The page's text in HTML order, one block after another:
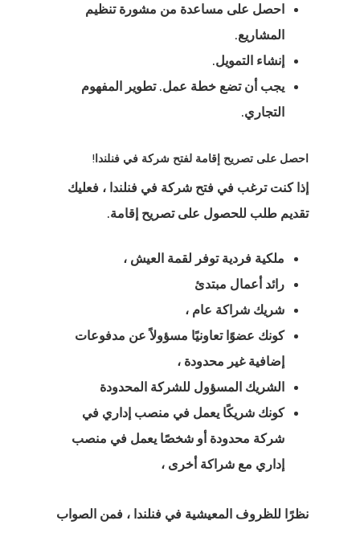
احصل على مساعدة من مشورة تنظيم
المشاريع.
إنشاء التمويل.
يجب أن تضع خطة عمل. تطوير المفهوم
التجاري.
احصل على تصريح إقامة لفتح شركة في فنلندا!
إذا كنت ترغب في فتح شركة في فنلندا ، فعليك
تقديم طلب للحصول على تصريح إقامة.
ملكية فردية توفر لقمة العيش ،
رائد أعمال مبتدئ
شريك شراكة عام ،
كونك عضوًا تعاونيًا مسؤولاً عن مدفوعات
إضافية غير محدودة ،
الشريك المسؤول للشركة المحدودة
كونك شريكًا يعمل في منصب إداري في
شركة محدودة أو شخصًا يعمل في منصب
إداري مع شراكة أخرى ،
نظرًا للظروف المعيشية في فنلندا ، فمن الصواب
استشارية
استشارية
وتصريح
في الاتحاد
العامة لحماية
الإخبارية
المستثمر
الإستوني
تأشيرة بدء
في إستونيا
في فنلندا